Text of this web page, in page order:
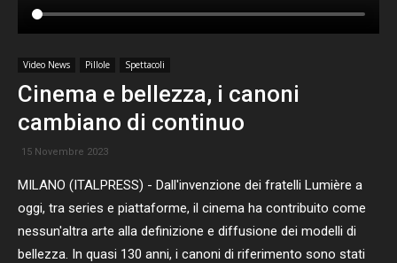
Video News Pillole Spettacoli
Cinema e bellezza, i canoni
cambiano di continuo
15 Novembre 2023
MILANO (ITALPRESS) - Dall'invenzione dei fratelli Lumière a
oggi, tra series e piattaforme, il cinema ha contribuito come
nessun'altra arte alla definizione e diffusione dei modelli di
bellezza. In quasi 130 anni, i canoni di riferimento sono stati